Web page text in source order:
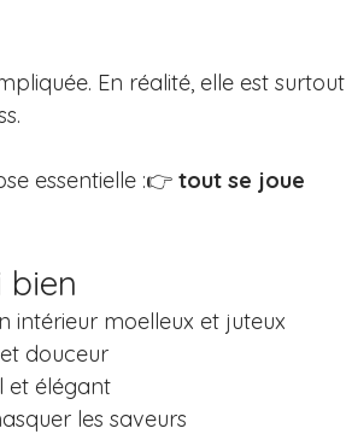
En réalité, elle est surtout
essentielle :👉 tout se joue
bien
intérieur moelleux et juteux
douceur
et élégant
les saveurs